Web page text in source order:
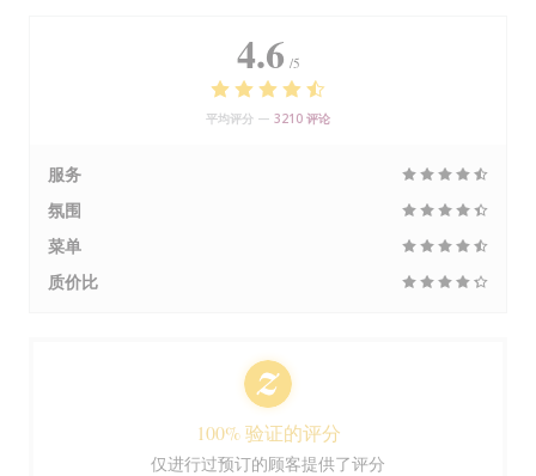
4.6 /5
平均评分 — 3210 评论
服务
氛围
菜单
质价比
100% 验证的评分
仅进行过预订的顾客提供了评分